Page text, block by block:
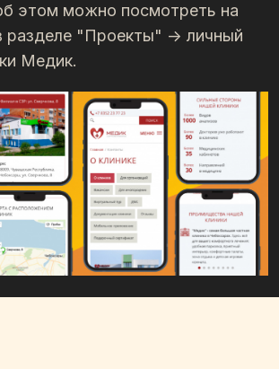
этом можно посмотреть на
разделе "Проекты" -> личный
Медик.